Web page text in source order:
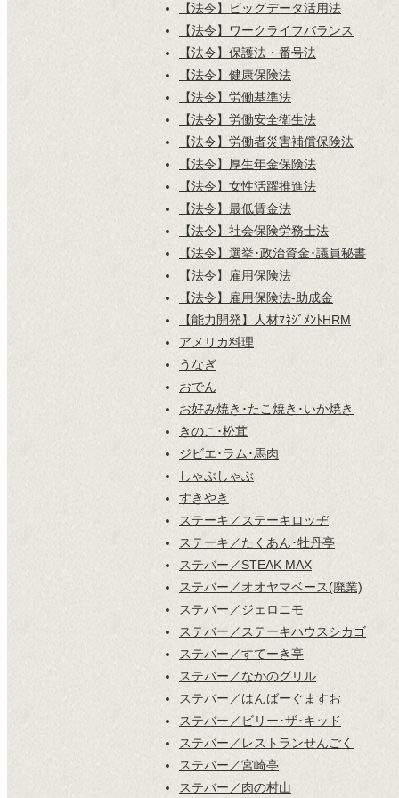
【法令】ビッグデータ活用法
【法令】ワークライフバランス
【法令】保護法・番号法
【法令】健康保険法
【法令】労働基準法
【法令】労働安全衛生法
【法令】労働者災害補償保険法
【法令】厚生年金保険法
【法令】女性活躍推進法
【法令】最低賃金法
【法令】社会保険労務士法
【法令】選挙･政治資金･議員秘書
【法令】雇用保険法
【法令】雇用保険法-助成金
【能力開発】人材ﾏﾈｼﾞﾒﾝﾄHRM
アメリカ料理
うなぎ
おでん
お好み焼き･たこ焼き･いか焼き
きのこ･松茸
ジビエ･ラム･馬肉
しゃぶしゃぶ
すきやき
ステーキ／ステーキロッヂ
ステーキ／たくあん･牡丹亭
ステバー／STEAK MAX
ステバー／オオヤマベース(廃業)
ステバー／ジェロニモ
ステバー／ステーキハウスシカゴ
ステバー／すてーき亭
ステバー／なかのグリル
ステバー／はんばーぐますお
ステバー／ビリー･ザ･キッド
ステバー／レストランせんごく
ステバー／宮崎亭
ステバー／肉の村山